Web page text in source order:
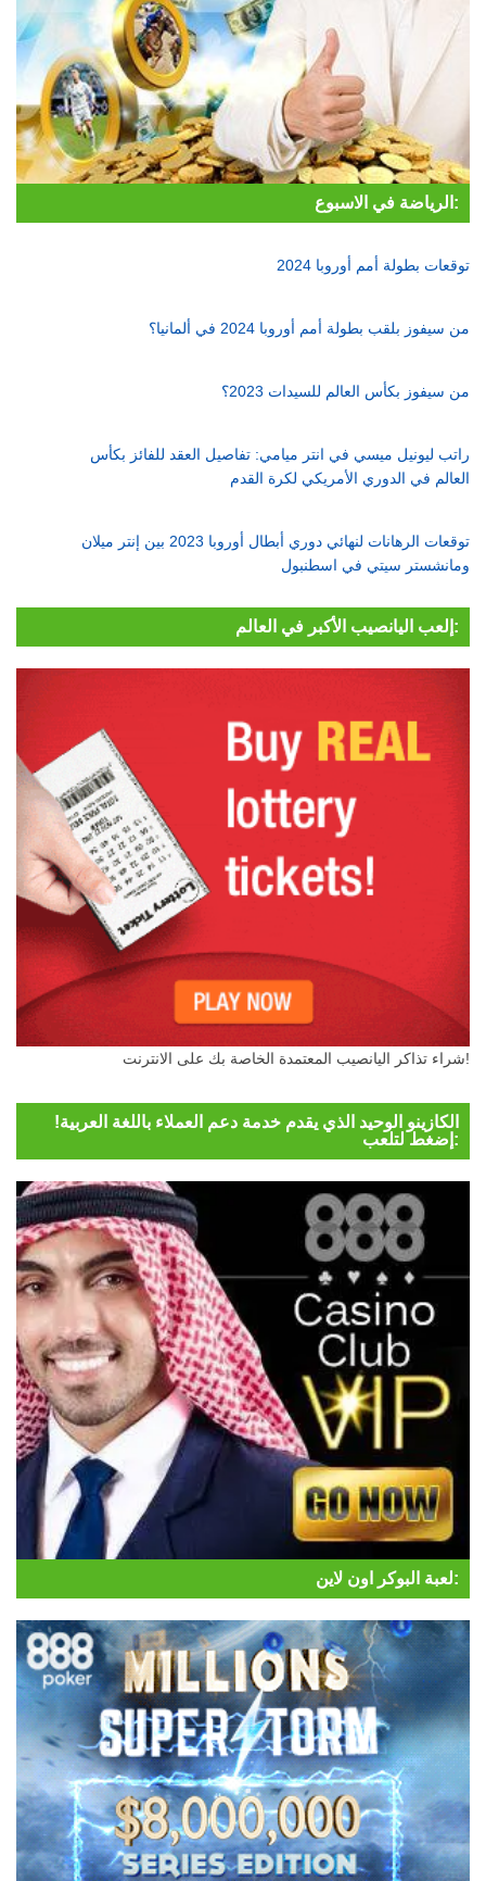
الرياضة في الاسبوع:
توقعات بطولة أمم أوروبا 2024
من سيفوز بلقب بطولة أمم أوروبا 2024 في ألمانيا؟
من سيفوز بكأس العالم للسيدات 2023؟
راتب ليونيل ميسي في انتر ميامي: تفاصيل العقد للفائز بكأس
العالم في الدوري الأمريكي لكرة القدم
توقعات الرهانات لنهائي دوري أبطال أوروبا 2023 بين إنتر ميلان
ومانشستر سيتي في اسطنبول
إلعب اليانصيب الأكبر في العالم:
شراء تذاكر اليانصيب المعتمدة الخاصة بك على الانترنت!
الكازينو الوحيد الذي يقدم خدمة دعم العملاء باللغة العربية!
إضغط لتلعب:
لعبة البوكر اون لاين: